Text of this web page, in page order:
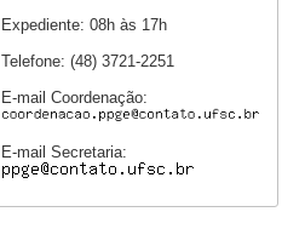
Expediente: 08h às 17h
Telefone: (48) 3721-2251
E-mail Coordenação:
E-mail Secretaria: